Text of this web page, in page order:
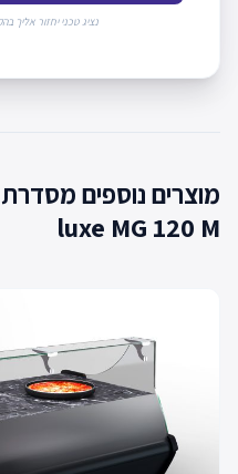
נציג טכני יחזור אליך
luxe MG 120 M